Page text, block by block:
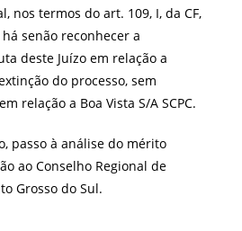
nos termos do art. 109, I, da CF,
senão reconhecer a
deste Juízo em relação a
do processo, sem
relação a Boa Vista S/A SCPC.
passo à análise do mérito
ao Conselho Regional de
Grosso do Sul.